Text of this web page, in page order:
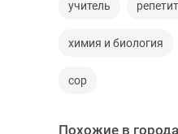
учитель
химия и биология
сор
Похожие в